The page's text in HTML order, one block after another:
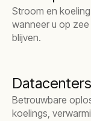
Stroom en
wanneer u op
blijven.
Datacenters
Betrouwbare
koelings,